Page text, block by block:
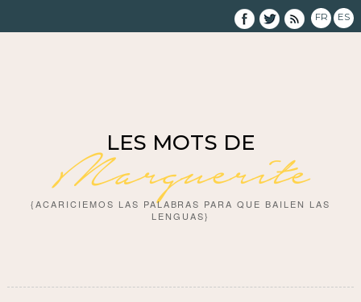
FR ES
LES MOTS DE
Marguerite
{ACARICIEMOS LAS PALABRAS PARA QUE BAILEN LAS
LENGUAS}